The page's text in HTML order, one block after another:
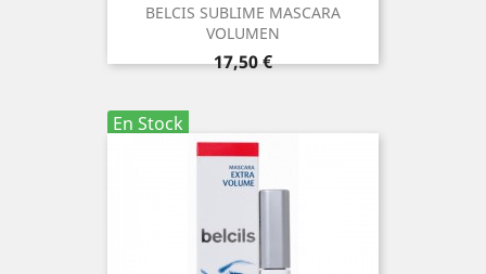
BELCIS SUBLIME MASCARA
VOLUMEN
Precio
17,50 €
En Stock